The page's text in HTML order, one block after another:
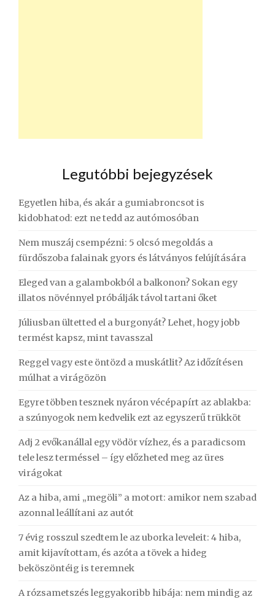
Legutóbbi bejegyzések
Egyetlen hiba, és akár a gumiabroncsot is
kidobhatod: ezt ne tedd az autómosóban
Nem muszáj csempézni: 5 olcsó megoldás a
fürdőszoba falainak gyors és látványos felújítására
Eleged van a galambokból a balkonon? Sokan egy
illatos növénnyel próbálják távol tartani őket
Júliusban ültetted el a burgonyát? Lehet, hogy jobb
termést kapsz, mint tavasszal
Reggel vagy este öntözd a muskátlit? Az időzítésen
múlhat a virágözön
Egyre többen tesznek nyáron vécépapírt az ablakba:
a szúnyogok nem kedvelik ezt az egyszerű trükköt
Adj 2 evőkanállal egy vödör vízhez, és a paradicsom
tele lesz terméssel – így előzheted meg az üres
virágokat
Az a hiba, ami „megöli” a motort: amikor nem szabad
azonnal leállítani az autót
7 évig rosszul szedtem le az uborka leveleit: 4 hiba,
amit kijavítottam, és azóta a tövek a hideg
beköszöntéig is teremnek
A rózsametszés leggyakoribb hibája: nem mindig az